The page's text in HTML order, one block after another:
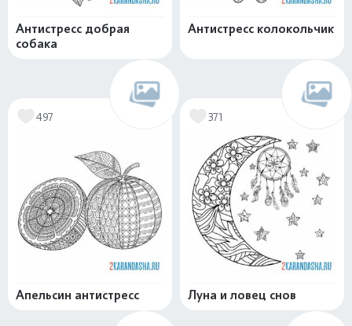
Антистресс добрая
собака
Антистресс колокольчик
497
Апельсин антистресс
371
Луна и ловец снов